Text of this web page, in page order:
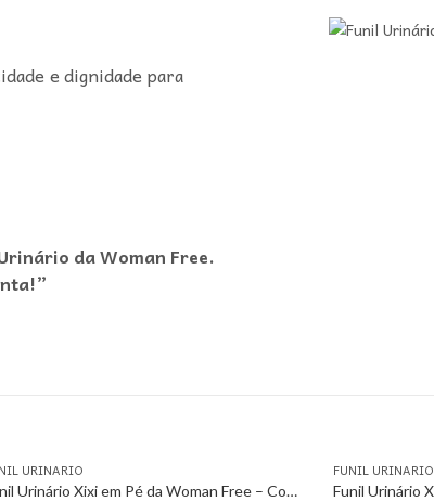
e dignidade para
da Woman Free.
URINARIO
Funil Urinário Xixi em Pé da Woman Free – Com 6 Unidades
FUNIL URINARIO